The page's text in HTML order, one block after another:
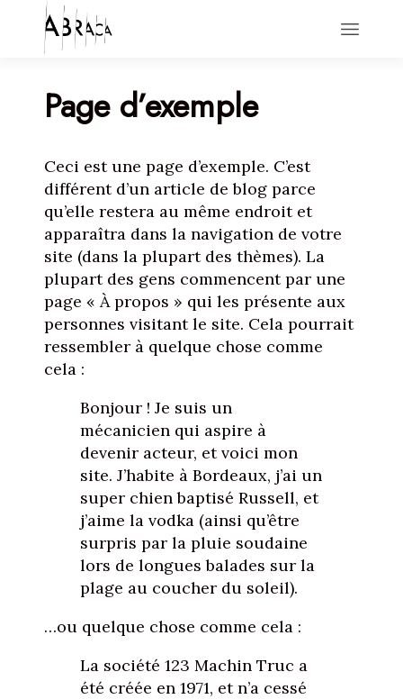
HOME
ACTIONS
CONTACT
Page d’exemple
Ceci est une page d’exemple. C’est
différent d’un article de blog parce
qu’elle restera au même endroit et
apparaîtra dans la navigation de votre
site (dans la plupart des thèmes). La
plupart des gens commencent par une
page « À propos » qui les présente aux
personnes visitant le site. Cela pourrait
ressembler à quelque chose comme
cela :
Bonjour ! Je suis un
mécanicien qui aspire à
devenir acteur, et voici mon
site. J’habite à Bordeaux, j’ai un
super chien baptisé Russell, et
j’aime la vodka (ainsi qu’être
surpris par la pluie soudaine
lors de longues balades sur la
plage au coucher du soleil).
…ou quelque chose comme cela :
La société 123 Machin Truc a
été créée en 1971, et n’a cessé